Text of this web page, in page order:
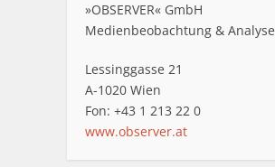
»OBSERVER« GmbH
Medienbeobachtung & Analyse
Lessinggasse 21
A-1020 Wien
Fon: +43 1 213 22 0
www.observer.at